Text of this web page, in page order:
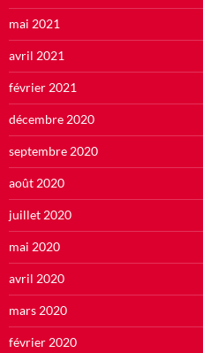
mai 2021
avril 2021
février 2021
décembre 2020
septembre 2020
août 2020
juillet 2020
mai 2020
avril 2020
mars 2020
février 2020